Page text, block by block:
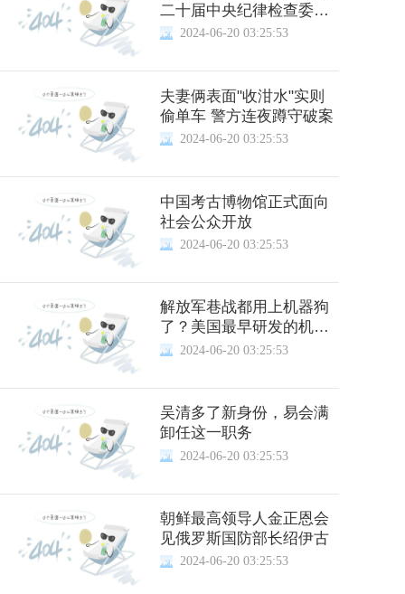
二十届中央纪律检查委员
会第三次全体会议公报
2024-06-20 03:25:53
夫妻俩表面"收泔水"实则
偷单车 警方连夜蹲守破案
2024-06-20 03:25:53
中国考古博物馆正式面向
社会公众开放
2024-06-20 03:25:53
解放军巷战都用上机器狗
了？美国最早研发的机器
狗，先被中国批量列装？
2024-06-20 03:25:53
吴清多了新身份，易会满
卸任这一职务
2024-06-20 03:25:53
朝鲜最高领导人金正恩会
见俄罗斯国防部长绍伊古
2024-06-20 03:25:53